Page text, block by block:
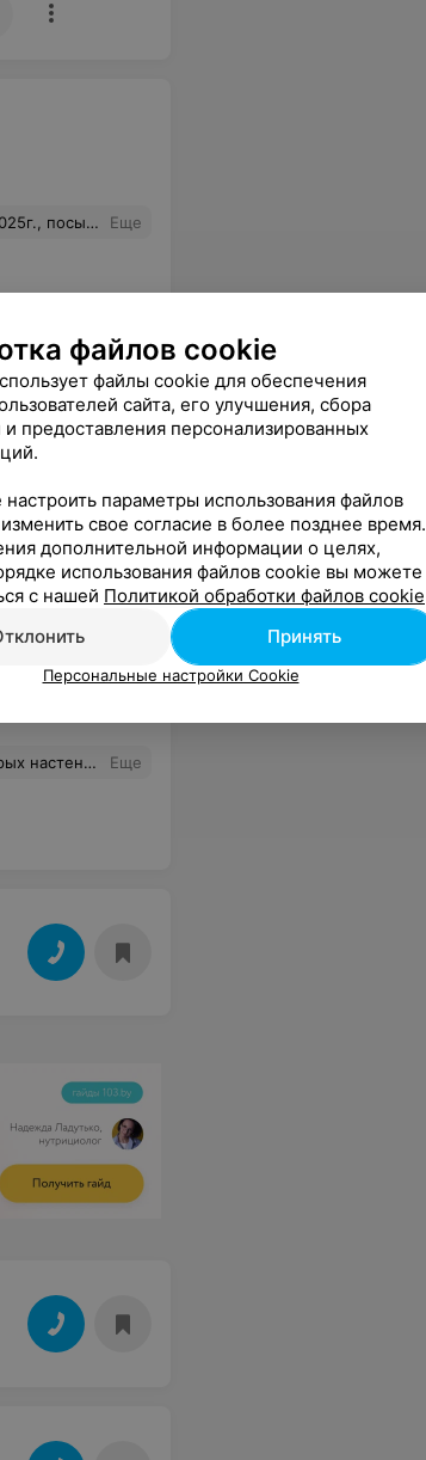
как у вас работают ваши курьеры и для чего вы организовали эту службу СДЭК. Еще
магазине. Еще раз спасибо за качественную работу)) Еще
знакомым! Еще
файлов cookie
файлы cookie для обеспечения
сайта, его улучшения, сбора
и предоставления персонализированных
параметры использования файлов
свое согласие в более позднее время.
дополнительной информации о целях,
использования файлов cookie вы можете
с нашей Политикой обработки файлов cookie
Принять
Персональные настройки Cookie